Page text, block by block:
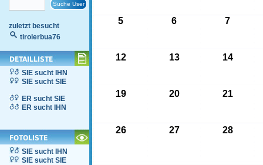
zuletzt besucht
tirolerbua76
SIE sucht IHN
SIE sucht SIE
ER sucht SIE
ER sucht IHN
SIE sucht IHN
SIE sucht SIE
5 6 7
12 13 14
19 20 21
26 27 28